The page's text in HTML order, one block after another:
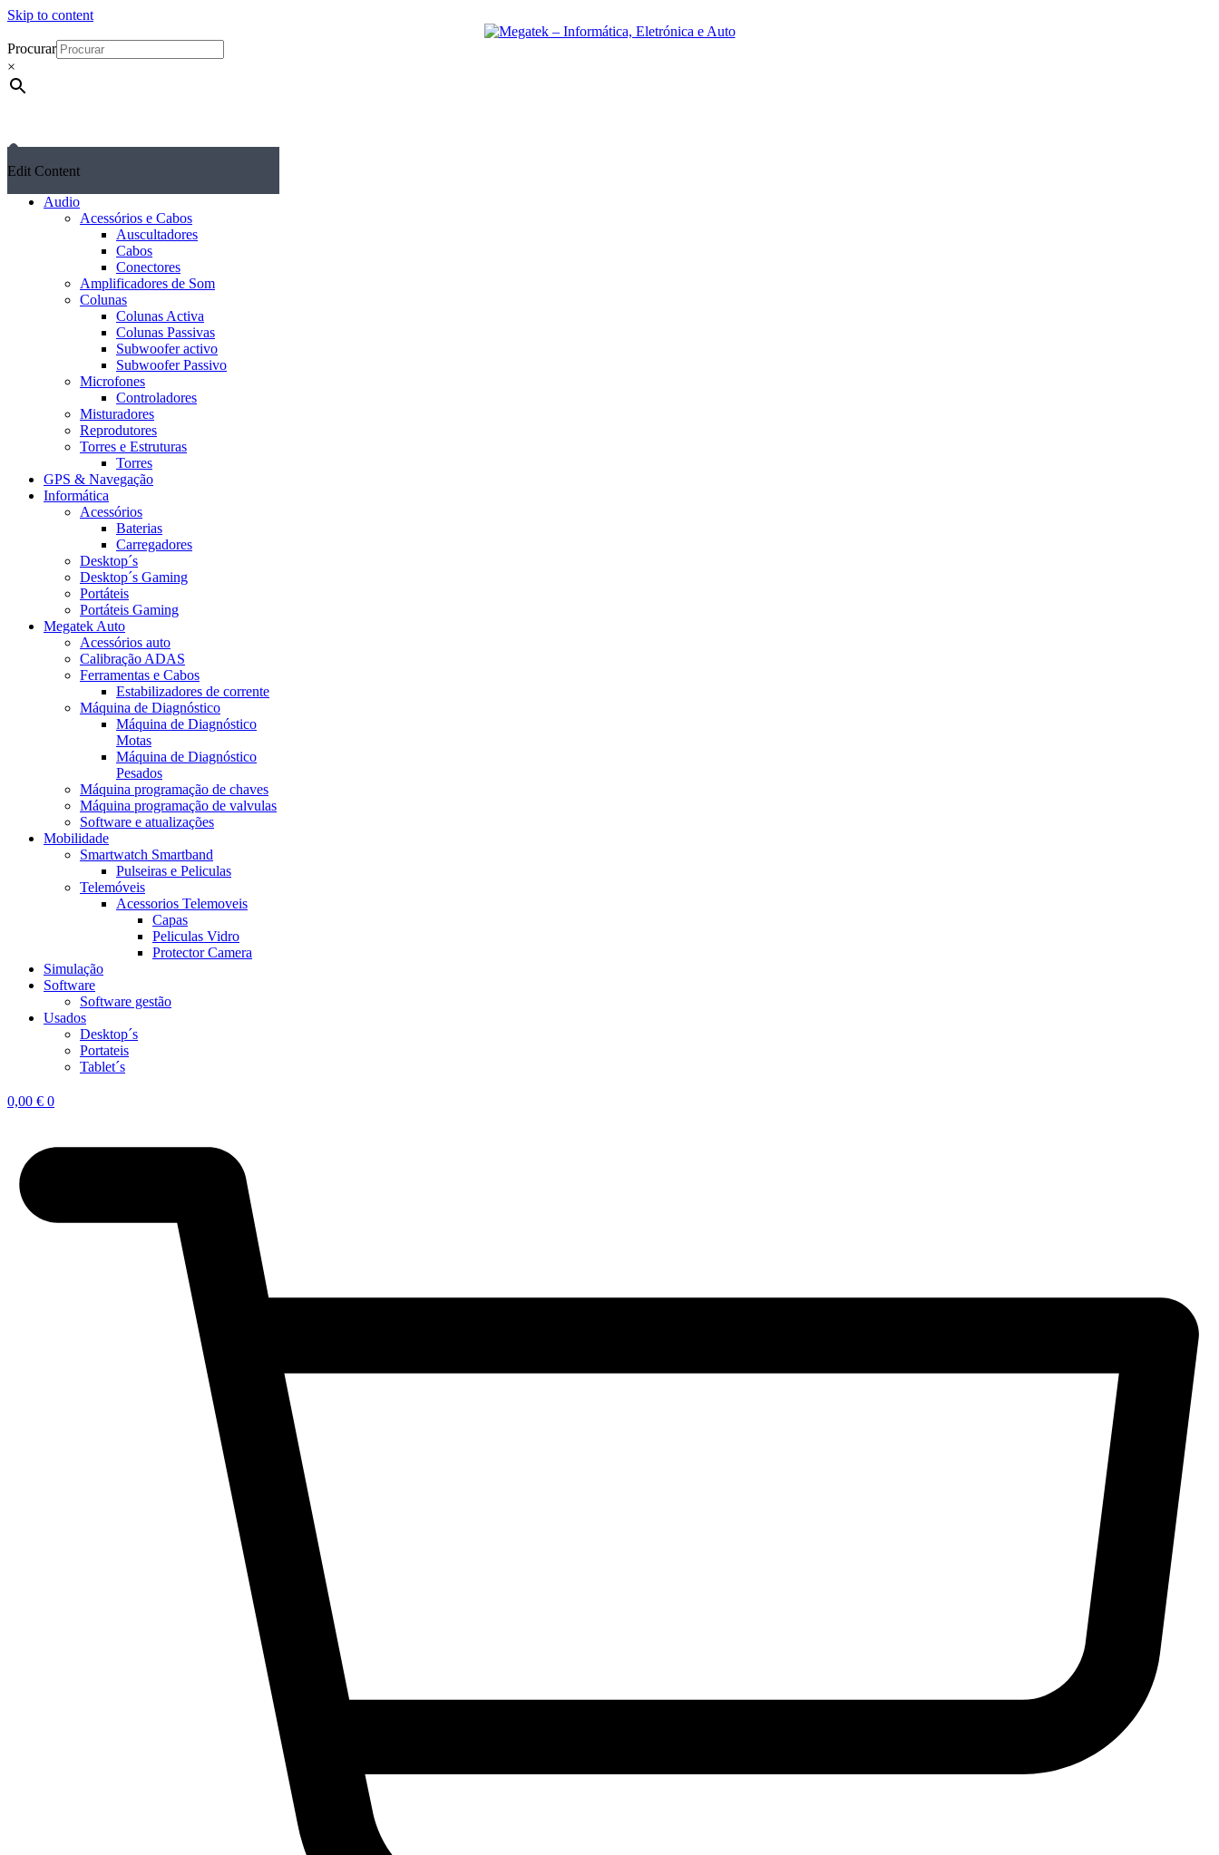
Skip to content
Procurar
×
Edit Content
Audio
Acessórios e Cabos
Auscultadores
Cabos
Conectores
Amplificadores de Som
Colunas
Colunas Activa
Colunas Passivas
Subwoofer activo
Subwoofer Passivo
Microfones
Controladores
Misturadores
Reprodutores
Torres e Estruturas
Torres
GPS & Navegação
Informática
Acessórios
Baterias
Carregadores
Desktop´s
Desktop´s Gaming
Portáteis
Portáteis Gaming
Megatek Auto
Acessórios auto
Calibração ADAS
Ferramentas e Cabos
Estabilizadores de corrente
Máquina de Diagnóstico
Máquina de Diagnóstico
Motas
Máquina de Diagnóstico
Pesados
Máquina programação de chaves
Máquina programação de valvulas
Software e atualizações
Mobilidade
Smartwatch Smartband
Pulseiras e Peliculas
Telemóveis
Acessorios Telemoveis
Capas
Peliculas Vidro
Protector Camera
Simulação
Software
Software gestão
Usados
Desktop´s
Portateis
Tablet´s
0,00 € 0